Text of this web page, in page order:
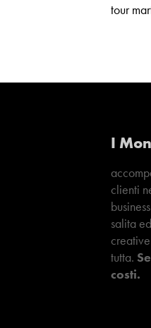
tour
I
clienti
salita
tutta.
costi.